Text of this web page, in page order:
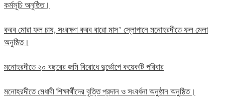
কর্মসূচি অনুষ্ঠিত।
করব মোরা ফল চাষ, সংরক্ষণ করব বারো মাস’ স্লোগানে মনোহরদীতে ফল মেলা
অনুষ্ঠিত।
মনোহরদীতে ২০ বছরের জমি বিরোধে দুর্ভোগে কয়েকটি পরিবার
মনোহরদীতে মেধাবী শিক্ষার্থীদের বৃত্তি প্রদান ও সংবর্ধনা অনুষ্ঠান অনুষ্ঠিত।